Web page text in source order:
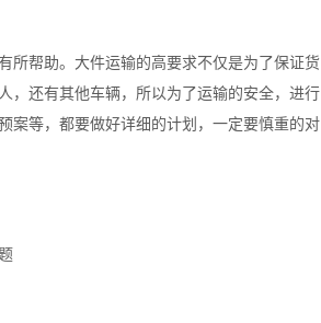
所帮助。大件运输的高要求不仅是为了保证货
，还有其他车辆，所以为了运输的安全，进行
案等，都要做好详细的计划，一定要慎重的对